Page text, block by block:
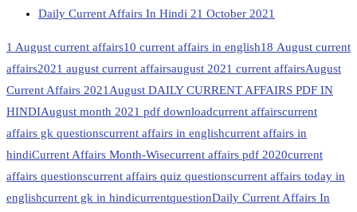
Daily Current Affairs In Hindi 21 October 2021
1 August current affairs10 current affairs in english18 August current
affairs2021 august current affairsaugust 2021 current affairsAugust
Current Affairs 2021August DAILY CURRENT AFFAIRS PDF IN
HINDIAugust month 2021 pdf downloadcurrent affairscurrent
affairs gk questionscurrent affairs in englishcurrent affairs in
hindiCurrent Affairs Month-Wisecurrent affairs pdf 2020current
affairs questionscurrent affairs quiz questionscurrent affairs today in
englishcurrent gk in hindicurrentquestionDaily Current Affairs In